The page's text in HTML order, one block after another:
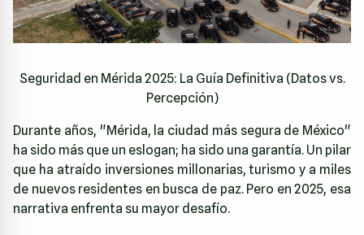
Seguridad en Mérida 2025: La Guía Definitiva (Datos vs.
Percepción)
Durante años, "Mérida, la ciudad más segura de México"
ha sido más que un eslogan; ha sido una garantía. Un pilar
que ha atraído inversiones millonarias, turismo y a miles
de nuevos residentes en busca de paz. Pero en 2025, esa
narrativa enfrenta su mayor desafío.